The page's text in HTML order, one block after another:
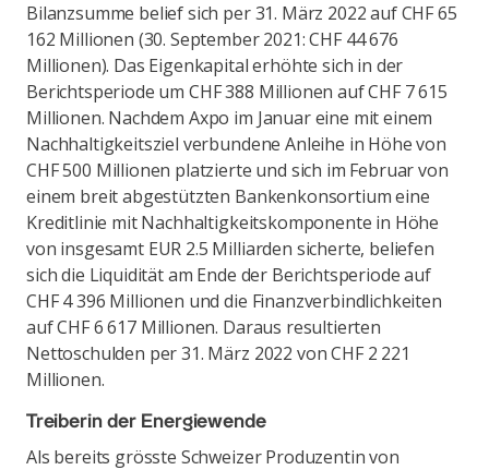
Bilanzsumme belief sich per 31. März 2022 auf CHF 65
162 Millionen (30. September 2021: CHF 44 676
Millionen). Das Eigenkapital erhöhte sich in der
Berichtsperiode um CHF 388 Millionen auf CHF 7 615
Millionen. Nachdem Axpo im Januar eine mit einem
Nachhaltigkeitsziel verbundene Anleihe in Höhe von
CHF 500 Millionen platzierte und sich im Februar von
einem breit abgestützten Bankenkonsortium eine
Kreditlinie mit Nachhaltigkeitskomponente in Höhe
von insgesamt EUR 2.5 Milliarden sicherte, beliefen
sich die Liquidität am Ende der Berichtsperiode auf
CHF 4 396 Millionen und die Finanzverbindlichkeiten
auf CHF 6 617 Millionen. Daraus resultierten
Nettoschulden per 31. März 2022 von CHF 2 221
Millionen.
Treiberin der Energiewende
Als bereits grösste Schweizer Produzentin von